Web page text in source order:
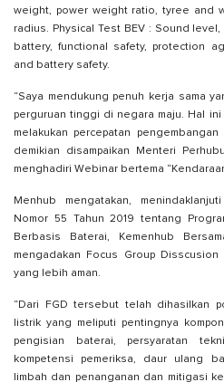
weight, power weight ratio, tyree and
radius. Physical Test BEV : Sound
battery, functional safety, protection
and battery safety.
“Saya mendukung penuh kerja sama
perguruan tinggi di negara maju. Hal
melakukan percepatan
demikian disampaikan Menteri
menghadiri Webinar bertema
Menhub mengatakan,
Nomor 55 Tahun 2019 tentang
Berbasis Baterai, Kemenhub
mengadakan Focus Group
yang lebih aman.
“Dari FGD tersebut telah dihasilkan
listrik yang meliputi pentingnya
pengisian baterai, persyaratan
kompetensi pemeriksa, daur ulang
limbah dan penanganan dan mitigasi